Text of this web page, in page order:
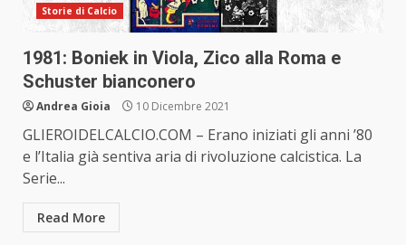
Storie di Calcio
1981: Boniek in Viola, Zico alla Roma e
Schuster bianconero
Andrea Gioia 10 Dicembre 2021
GLIEROIDELCALCIO.COM – Erano iniziati gli anni ’80
e l’Italia già sentiva aria di rivoluzione calcistica. La
Serie...
Read More